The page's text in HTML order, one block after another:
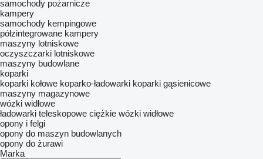
samochody pożarnicze
kampery
samochody kempingowe
półzintegrowane kampery
maszyny lotniskowe
oczyszczarki lotniskowe
maszyny budowlane
koparki
koparki kołowe koparko-ładowarki koparki gąsienicowe
maszyny magazynowe
wózki widłowe
ładowarki teleskopowe ciężkie wózki widłowe
opony i felgi
opony do maszyn budowlanych
opony do żurawi
Marka